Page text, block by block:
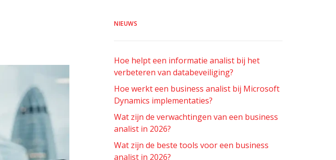
NIEUWS
Hoe helpt een informatie analist bij het
verbeteren van databeveiliging?
Hoe werkt een business analist bij Microsoft
Dynamics implementaties?
Wat zijn de verwachtingen van een business
analist in 2026?
Wat zijn de beste tools voor een business
analist in 2026?